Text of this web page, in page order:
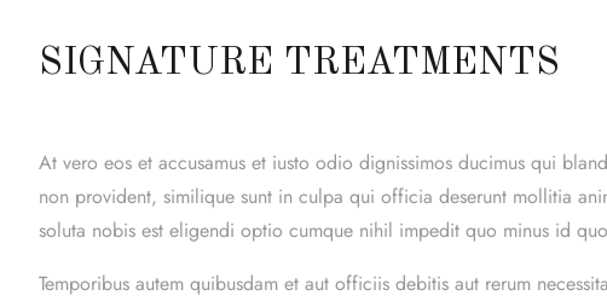
SIGNATURE TREATMENTS
At vero eos et accusamus et iusto odio dignissimos ducimus qui
non provident, similique sunt in culpa qui officia deserunt mollitia
soluta nobis est eligendi optio cumque nihil impedit quo minus id
Temporibus autem quibusdam et aut officiis debitis aut rerum